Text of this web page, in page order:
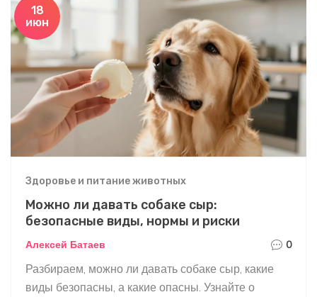
18
июн
Здоровье и питание животных
Можно ли давать собаке сыр:
безопасные виды, нормы и риски
Алексей Батаев 0
Разбираем, можно ли давать собаке сыр, какие
виды безопасны, а какие опасны. Узнайте о